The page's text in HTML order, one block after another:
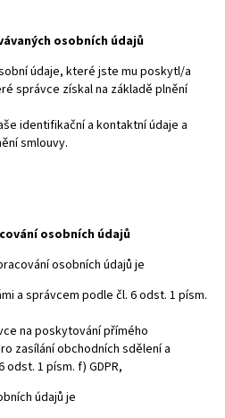
osobních údajů
údaje, které jste mu poskytl/a
správce získal na základě plnění
identifikační a kontaktní údaje a
smlouvy.
osobních údajů
osobních údajů je
a správcem podle čl. 6 odst. 1 písm.
na poskytování přímého
zasílání obchodních sdělení a
1 písm. f) GDPR,
údajů je